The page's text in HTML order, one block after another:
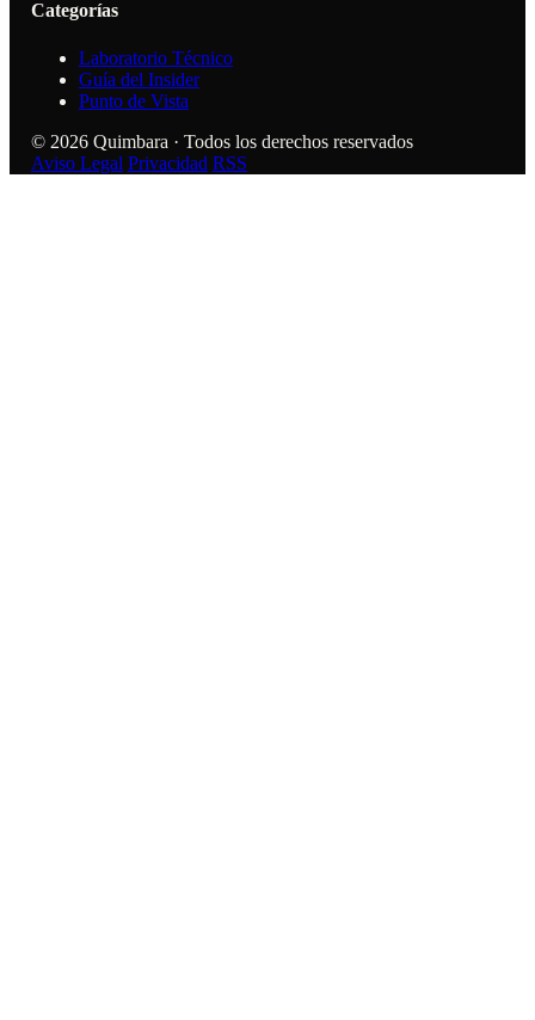
Categorías
Laboratorio Técnico
Guía del Insider
Punto de Vista
© 2026 Quimbara · Todos los derechos reservados
Aviso Legal Privacidad RSS